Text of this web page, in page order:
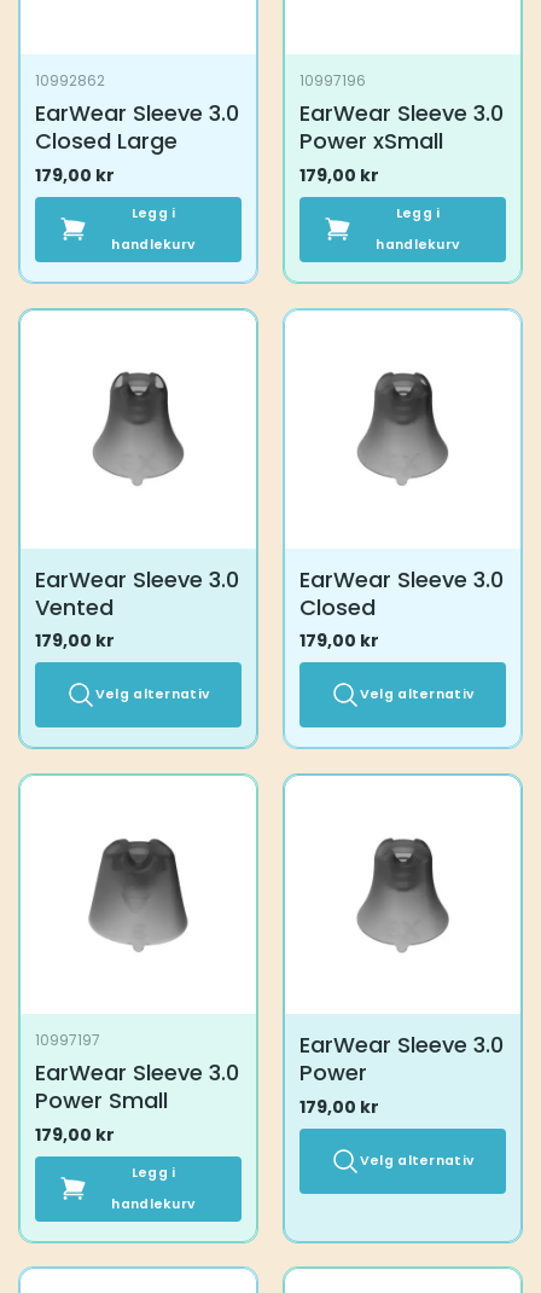
10992862
EarWear Sleeve 3.0
Closed Large
179,00 kr
Legg i
handlekurv
10997196
EarWear Sleeve 3.0
Power xSmall
179,00 kr
Legg i
handlekurv
EarWear Sleeve 3.0
Vented
179,00 kr
Velg alternativ
varianter.
Alternativene
velges
EarWear Sleeve 3.0
Closed
179,00 kr
Velg alternativ
varianter.
Alternativene
10997197
EarWear Sleeve 3.0
Power Small
179,00 kr
Legg i
handlekurv
EarWear Sleeve 3.0
Power
179,00 kr
Velg alternativ